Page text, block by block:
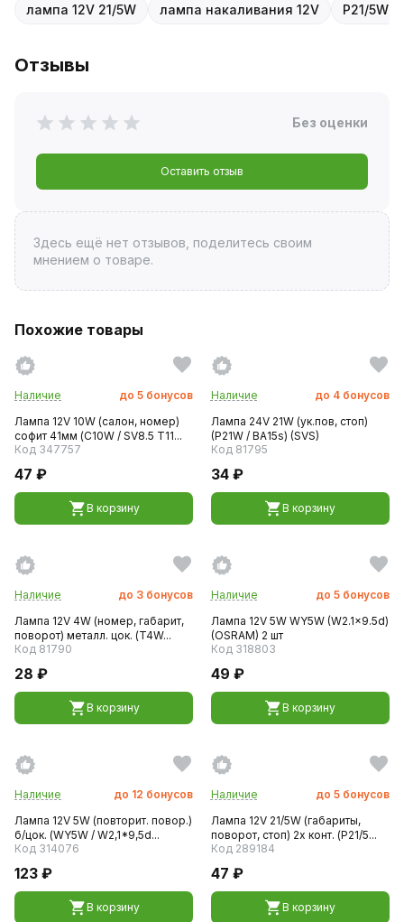
лампа 12V 21/5W лампа накаливания 12V P21/5W
Отзывы
Без оценки
Оставить отзыв
Здесь ещё нет отзывов, поделитесь своим
мнением о товаре.
Похожие товары
Наличие до 5 бонусов
Лампа 12V 10W (салон, номер)
софит 41мм (C10W / SV8.5 T11...
Код 347757
47 ₽
В корзину
Наличие до 4 бонусов
Лампа 24V 21W (ук.пов, стоп)
(P21W / BA15s) (SVS)
Код 81795
34 ₽
В корзину
Наличие до 3 бонусов
Лампа 12V 4W (номер, габарит,
поворот) металл. цок. (T4W...
Код 81790
28 ₽
В корзину
Наличие до 5 бонусов
Лампа 12V 5W WY5W (W2.1x9.5d)
(OSRAM) 2 шт
Код 318803
49 ₽
В корзину
Наличие до 12 бонусов
Лампа 12V 5W (повторит. повор.)
б/цок. (WY5W / W2,1*9,5d...
Код 314076
123 ₽
В корзину
Наличие до 5 бонусов
Лампа 12V 21/5W (габариты,
поворот, стоп) 2х конт. (P21/5...
Код 289184
47 ₽
В корзину